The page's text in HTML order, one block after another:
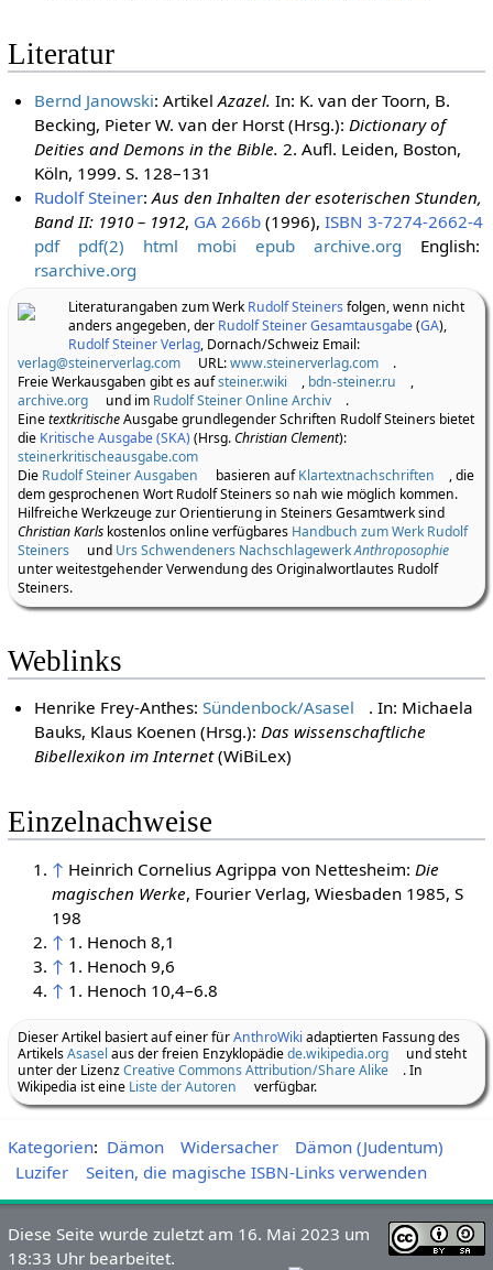
Literatur
Bernd Janowski: ArtikelAzazel. In: K. van der Toorn, B.
Becking, Pieter W. van der Horst (Hrsg.): Dictionary of
Deities and Demons in the Bible. 2. Aufl. Leiden, Boston,
Köln, 1999. S. 128–131
Rudolf Steiner:Aus den Inhalten der esoterischen Stunden,
Band II: 1910 – 1912, GA 266b (1996),ISBN 3-7274-2662-4
pdf
pdf(2) html mobi epub archive.org
English:
rsarchive.org
Literaturangaben zum WerkRudolf Steinersfolgen, wenn nicht
anders angegeben, der Rudolf Steiner Gesamtausgabe(GA),
Rudolf Steiner Verlag, Dornach/Schweiz Email:
verlag@steinerverlag.com
URL:www.steinerverlag.com
.
Freie Werkausgaben gibt es aufsteiner.wiki , bdn-steiner.ru
,
archive.org
und im Rudolf Steiner Online Archiv
.
EinetextkritischeAusgabe grundlegender Schriften Rudolf Steiners bietet
die Kritische Ausgabe (SKA)(Hrsg.Christian Clement):
steinerkritischeausgabe.com
Die Rudolf Steiner Ausgaben basieren aufKlartextnachschriften
, die
dem gesprochenen Wort Rudolf Steiners so nah wie möglich kommen.
Hilfreiche Werkzeuge zur Orientierung in Steiners Gesamtwerk sind
Christian Karlskostenlos online verfügbares Handbuch zum Werk Rudolf
Steiners
und Urs Schwendeners NachschlagewerkAnthroposophie
unter weitestgehender Verwendung des Originalwortlautes Rudolf
Steiners.
Weblinks
Henrike Frey-Anthes:Sündenbock/Asasel
. In: Michaela
Bauks, Klaus Koenen (Hrsg.): Das wissenschaftliche
Bibellexikon im Internet(WiBiLex)
Einzelnachweise
↑ Heinrich Cornelius Agrippa von Nettesheim: Die
magischen Werke, Fourier Verlag, Wiesbaden 1985, S
198
↑ 1. Henoch 8,1
↑ 1. Henoch 9,6
↑ 1. Henoch 10,4–6.8
Dieser Artikel basiert auf einer fürAnthroWiki adaptierten Fassung des
ArtikelsAsasel aus der freien Enzyklopädiede.wikipedia.org
und steht
unter der LizenzCreative Commons Attribution/Share Alike
. In
Wikipedia ist eine Liste der Autoren verfügbar.
Kategorien: Dämon Widersacher
Dämon (Judentum)
Luzifer
Seiten, die magische ISBN-Links verwenden
Diese Seite wurde zuletzt am 16. Mai 2023 um
18:33 Uhr bearbeitet.